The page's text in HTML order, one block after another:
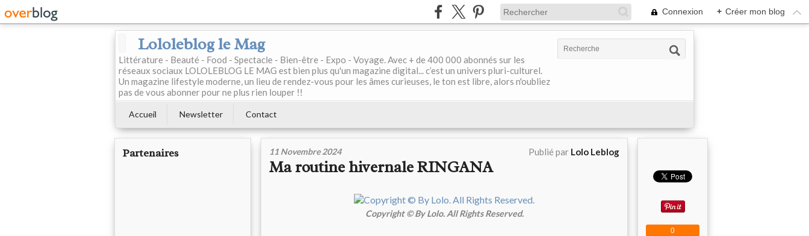
Connexion + Créer mon blog
Lololeblog le Mag
Littérature - Beauté - Food - Spectacle - Bien-être - Expo - Voyage. Avec + de 400 000 abonnés sur les
réseaux sociaux LOLOLEBLOG LE MAG est bien plus qu'un magazine digital... c’est un univers pluri-culturel.
Un magazine lifestyle moderne, un lieu de rendez-vous pour les âmes curieuses, le ton est libre, alors n'oubliez
pas de vous abonner pour ne plus rien louper !!
Accueil Newsletter Contact
Partenaires 11 Novembre 2024 Publié par Lolo Leblog
Ma routine hivernale RINGANA
Copyright © By Lolo. All Rights Reserved.
0